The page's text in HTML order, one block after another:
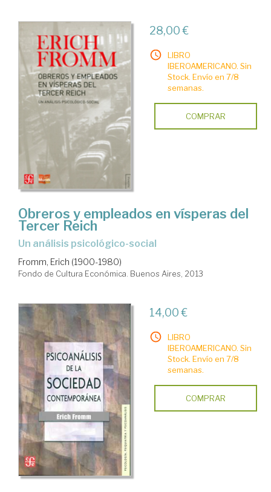
28,00 €
LIBRO
IBEROAMERICANO. Sin
Stock. Envío en 7/8
semanas.
COMPRAR
Obreros y empleados en vísperas del
Tercer Reich
un análisis psicológico-social
Fromm, Erich (1900-1980)
Fondo de Cultura Económica. Buenos Aires, 2013
14,00 €
LIBRO
IBEROAMERICANO. Sin
Stock. Envío en 7/8
semanas.
COMPRAR